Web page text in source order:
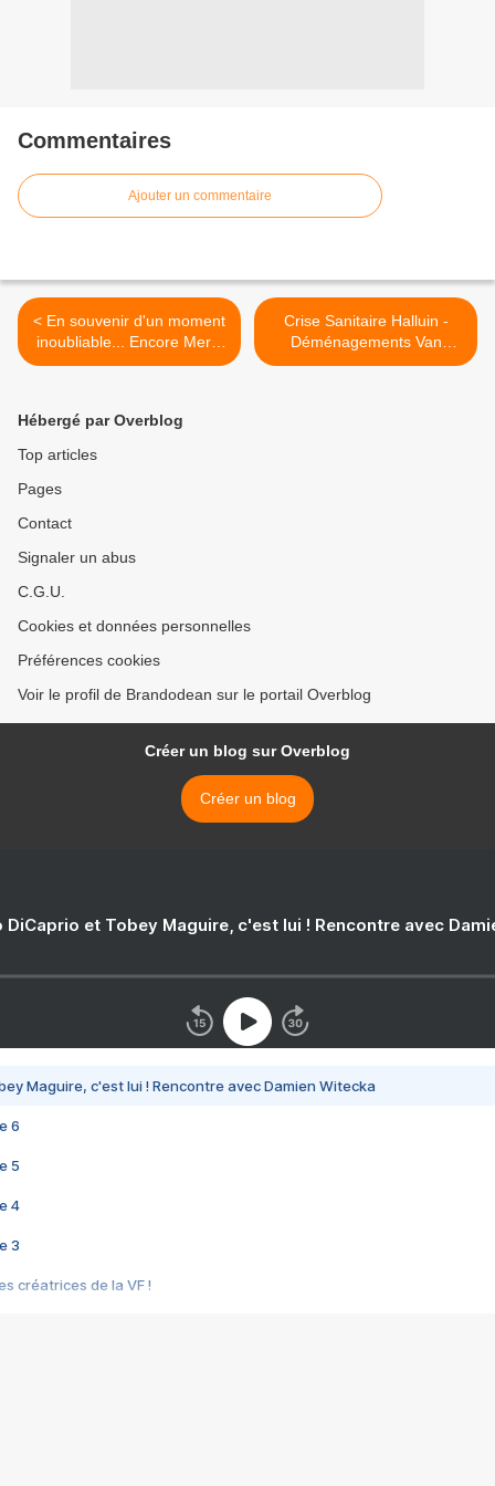
Commentaires
Ajouter un commentaire
< En souvenir d'un moment
inoubliable... Encore Merci
M. Dabadie !
Crise Sanitaire Halluin -
Déménagements Van
Hullebusch (Mai 2020). >
Hébergé par Overblog
Top articles
Pages
Contact
Signaler un abus
C.G.U.
Cookies et données personnelles
Préférences cookies
Voir le profil de Brandodean sur le portail Overblog
Créer un blog sur Overblog
Créer un blog
DiCaprio et Tobey Maguire, c'est lui ! Rencontre avec
Maguire, c'est lui ! Rencontre avec Damien Witecka
6
5
4
3
créatrices de la VF !